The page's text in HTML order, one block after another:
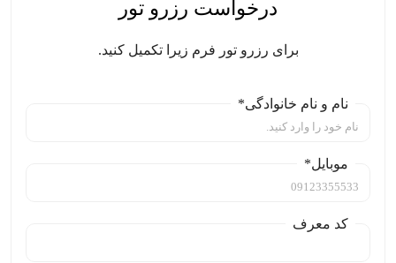
درخواست رزرو تور
برای رزرو تور فرم زیرا تکمیل کنید.
نام و نام خانوادگی*
موبایل*
کد معرف